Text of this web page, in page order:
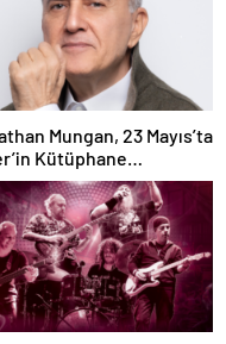
Mungan, 23 Mayıs’ta
Kütüphane
Konuk Oluyor!